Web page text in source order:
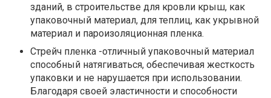
зданий, в строительстве для кровли крыш, как
упаковочный материал, для теплиц, как укрывной
материал и пароизоляционная пленка.
Стрейч пленка -отличный упаковочный материал
способный натягиваться, обеспечивая жесткость
упаковки и не нарушается при использовании.
Благодаря своей эластичности и способности